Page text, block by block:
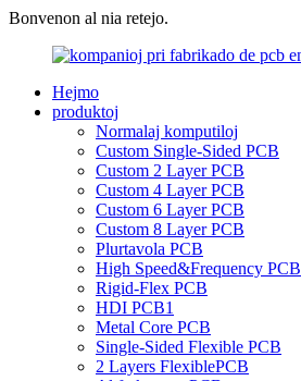
Bonvenon al nia retejo.
Hejmo
produktoj
Normalaj komputiloj
Custom Single-Sided PCB
Custom 2 Layer PCB
Custom 4 Layer PCB
Custom 6 Layer PCB
Custom 8 Layer PCB
Plurtavola PCB
High Speed&Frequency PCB
Rigid-Flex PCB
HDI PCB1
Metal Core PCB
Single-Sided Flexible PCB
2 Layers FlexiblePCB